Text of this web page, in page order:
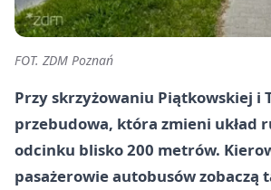
FOT. ZDM Poznań
Przy skrzyżowaniu Piątkowskiej i
przebudowa, która zmieni układ
odcinku blisko 200 metrów.
pasażerowie autobusów zobaczą